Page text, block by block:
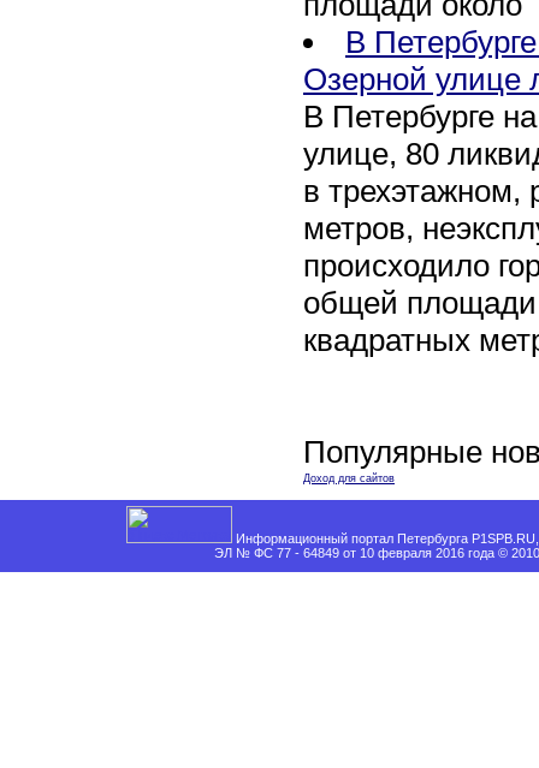
В
Озерной улице
В Петербурге
улице, 80
в трехэтажном,
метров,
происходило
общей площади
квадратных
Популярные
Доход для сайтов
Информационный портал Петербурга
ЭЛ № ФС 77 - 64849 от 10 февраля 2016 года ©